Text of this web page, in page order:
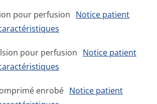
pour perfusion Notice patient
pour perfusion Notice patient
enrobé Notice patient